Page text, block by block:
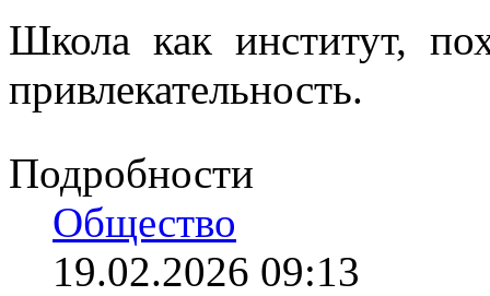
Школа как институт,
привлекательность.
Подробности
Общество
19.02.2026 09:13